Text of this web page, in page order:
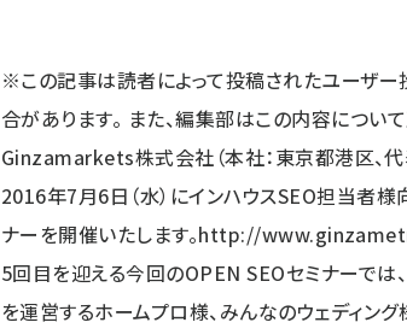
※この記事は読者によって投稿されたユーザ
合があります。 また、編集部はこの内容につい
Ginzamarkets株式会社（本社：東京都港区、代
2016年7月6日（水）にインハウスSEO担当者
ナーを開催いたします。http://
5回目を迎える今回のOPEN SEOセミナーでは
を運営するホームプロ様、みんなのウェディング